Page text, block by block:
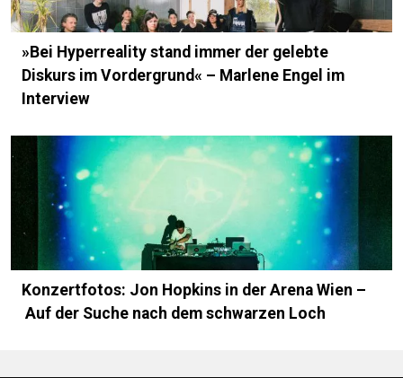
»Bei Hyperreality stand immer der gelebte
Diskurs im Vordergrund« – Marlene Engel im
Interview
Konzertfotos: Jon Hopkins in der Arena Wien –
Auf der Suche nach dem schwarzen Loch